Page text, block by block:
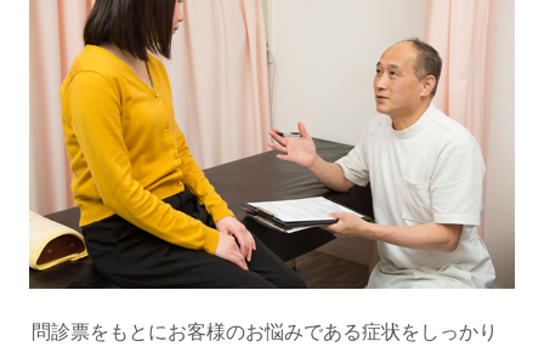
問診票をもとにお客様のお悩みである症状をしっかり